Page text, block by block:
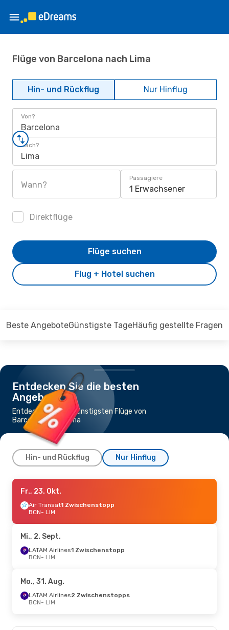
Flüge von Barcelona nach Lima
Hin- und Rückflug Nur Hinflug
Von?
Barcelona
Nach?
Lima
Wann?
Passagiere
1 Erwachsener
Direktflüge
Flug + Hotel suchen
Flüge suchen
Beste AngeboteGünstigste TageHäufig gestellte Fragen
Entdecken Sie die besten
Angebote
Entdecken Sie die günstigsten Flüge von
Barcelona nach Lima
Hin- und Rückflug Nur Hinflug
Fr., 9. Okt.- Sa., 17. Okt.
Air Transat
1 Zwischenstopp
Air Transat
1 Zwischenstopp
LIM- BCN
Fr., 23. Okt.
Air Transat1 Zwischenstopp
BCN- LIM
Mi., 2. Sept.
LATAM Airlines1 Zwischenstopp
BCN- LIM
Mo., 31. Aug.
LATAM Airlines2 Zwischenstopps
BCN- LIM